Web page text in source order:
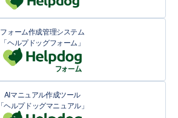
フォーム作成管理システム
「ヘルプドッグフォーム」
AIマニュアル作成ツール
「ヘルプドッグマニュアル」